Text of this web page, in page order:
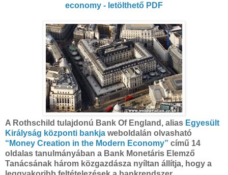
economy - letölthető PDF
A Rothschild tulajdonú Bank Of England, alias Egyesült
Királyság központi bankja weboldalán olvasható
“Money Creation in the Modern Economy” című 14
oldalas tanulmányában a Bank Monetáris Elemző
Tanácsának három közgazdásza nyíltan állítja, hogy a